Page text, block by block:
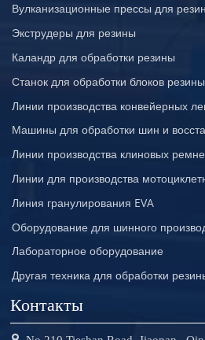
Вулканизационные прессы для
Экструдеры для резины
Каландр для обработки резины
Станок для обработки блоков
Линии производства конвейерных
Машины для обработки шин и
Линии производства клиновых
Линии для производства
Линия гранулирования EVA
Оборудование для шинного
Лабораторное оборудование
Другая техника для обработки
Контакты